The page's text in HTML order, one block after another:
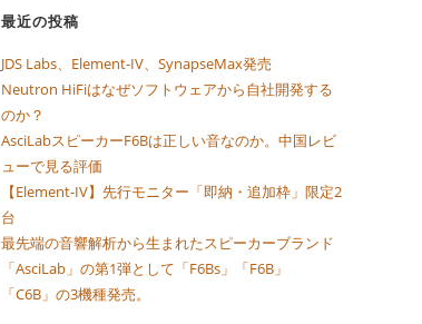
最近の投稿
JDS Labs、Element-IV、SynapseMax発売
Neutron HiFiはなぜソフトウェアから自社開発する
のか？
AsciLabスピーカーF6Bは正しい音なのか。中国レビ
ューで見る評価
【Element-IV】先行モニター「即納・追加枠」限定2
台
最先端の音響解析から生まれたスピーカーブランド
「AsciLab」の第1弾として「F6Bs」「F6B」
「C6B」の3機種発売。